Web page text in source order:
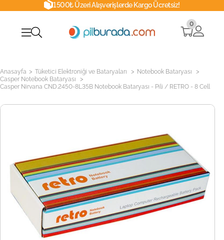
1500₺ Üzeri Alışverişlerde Kargo Ücretsiz!
0
Anasayfa > Tüketici Elektroniği ve Bataryaları > Notebook Bataryası >
Casper Notebook Bataryası >
Casper Nirvana CND.2450-8L35B Notebook Bataryası - Pili / RETRO - 8 Cell